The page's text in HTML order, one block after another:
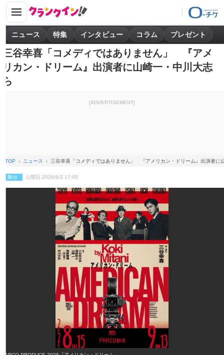
ニュース 特集 インタビュー コラム プレゼント
三谷幸喜「コメディではありません」 『アメ
リカン・ドリーム』出演者に山崎一・中川大志
ら
[ADVERTISEMENT]
TOP ニュース 三谷幸喜「コメディではありません」 『アメリカン・ドリーム』出演者に
舞台 公開日 2026/6/3 17:00